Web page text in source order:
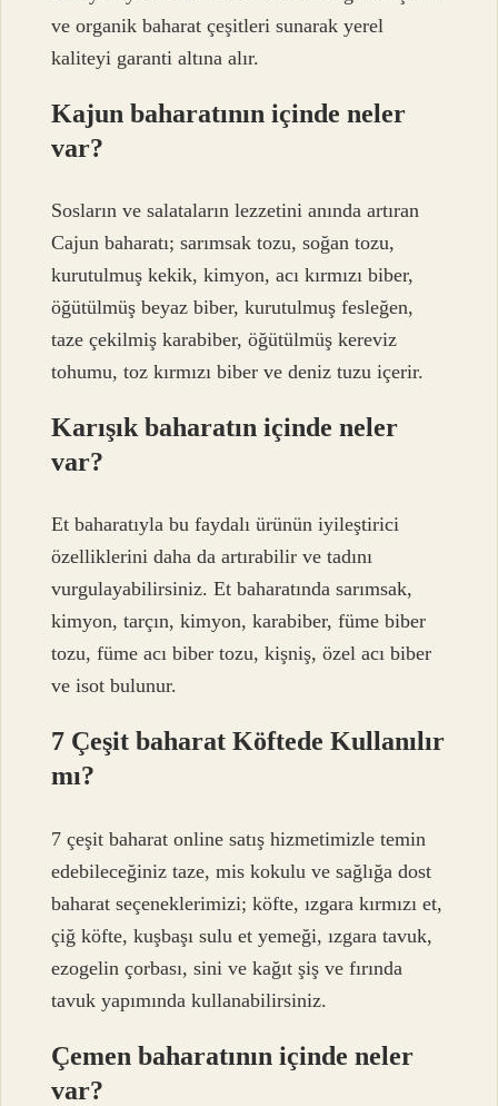
ve organik baharat çeşitleri sunarak yerel
kaliteyi garanti altına alır.
Kajun baharatının içinde neler
var?
Sosların ve salataların lezzetini anında artıran
Cajun baharatı; sarımsak tozu, soğan tozu,
kurutulmuş kekik, kimyon, acı kırmızı biber,
öğütülmüş beyaz biber, kurutulmuş fesleğen,
taze çekilmiş karabiber, öğütülmüş kereviz
tohumu, toz kırmızı biber ve deniz tuzu içerir.
Karışık baharatın içinde neler
var?
Et baharatıyla bu faydalı ürünün iyileştirici
özelliklerini daha da artırabilir ve tadını
vurgulayabilirsiniz. Et baharatında sarımsak,
kimyon, tarçın, kimyon, karabiber, füme biber
tozu, füme acı biber tozu, kişniş, özel acı biber
ve isot bulunur.
7 Çeşit baharat Köftede Kullanılır
mı?
7 çeşit baharat online satış hizmetimizle temin
edebileceğiniz taze, mis kokulu ve sağlığa dost
baharat seçeneklerimizi; köfte, ızgara kırmızı et,
çiğ köfte, kuşbaşı sulu et yemeği, ızgara tavuk,
ezogelin çorbası, sini ve kağıt şiş ve fırında
tavuk yapımında kullanabilirsiniz.
Çemen baharatının içinde neler
var?